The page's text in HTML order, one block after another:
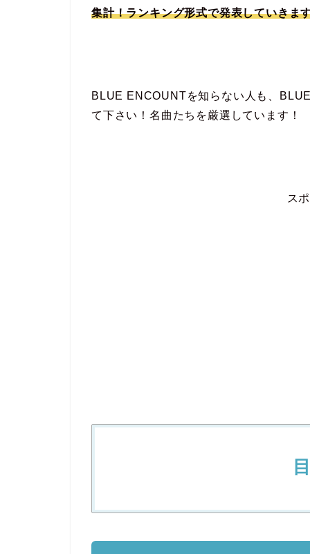
集計！ランキング形式で発表していきま
BLUE ENCOUNTを知らない人も、
て下さい！名曲たちを厳選しています！
ス